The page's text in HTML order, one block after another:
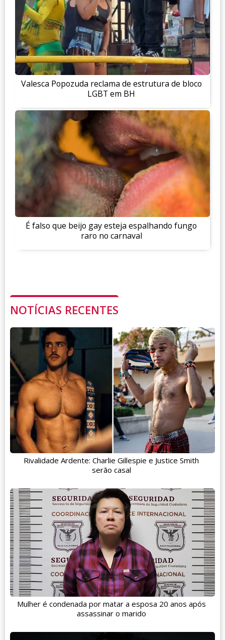
Valesca Popozuda reclama de estrutura de bloco
LGBT em BH
É falso que beijo gay esteja espalhando fungo
raro no carnaval
NOTÍCIAS RECENTES
Rivalidade Ardente: Charlie Gillespie e Justice Smith
serão casal
Mulher é condenada por matar a esposa 20 anos após
assassinar o marido